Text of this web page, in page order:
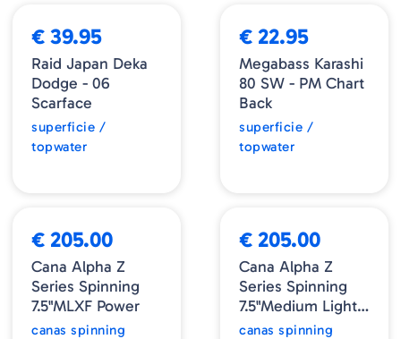
€ 39.95
Raid Japan Deka
Dodge - 06
Scarface
superficie /
topwater
€ 22.95
Megabass Karashi
80 SW - PM Chart
Back
superficie /
topwater
€ 205.00
Cana Alpha Z
Series Spinning
7.5"MLXF Power
canas spinning
€ 205.00
Cana Alpha Z
Series Spinning
7.5"Medium Light
Xtra Fast
canas spinning